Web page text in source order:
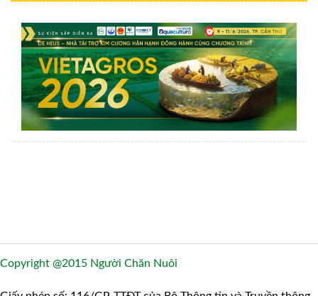
Copyright @2015 Người Chăn Nuôi